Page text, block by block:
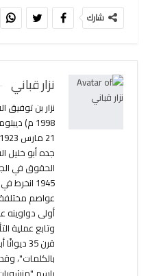
شارك
نزار قباني
1998 م)
جده أبو خليل
الحقوق في
1945
وتابع عملية
قرن 35
بالكلمات"،